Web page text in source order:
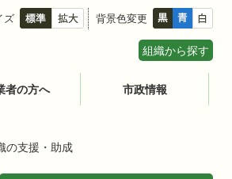
ズ 背景色変更
組織から探す
者の方へ 市政情報
の支援・助成